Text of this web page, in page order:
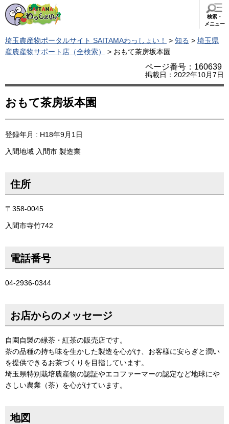
検索・
メニュー
埼玉農産物ポータルサイト SAITAMAわっしょい！ > 知る > 埼玉県
産農産物サポート店（全検索）
> おもて茶房坂本園
ページ番号：160639
掲載日：2022年10月7日
おもて茶房坂本園
登録年月 : H18年9月1日
入間地域 入間市 製造業
住所
〒358-0045
入間市寺竹742
電話番号
04-2936-0344
お店からのメッセージ
自園自製の緑茶・紅茶の販売店です。
茶の品種の持ち味を生かした製造を心がけ、お客様に安らぎと潤い
を提供できるお茶づくりを目指しています。
埼玉県特別栽培農産物の認証やエコファーマーの認定など地球にや
さしい農業（茶）を心がけています。
地図